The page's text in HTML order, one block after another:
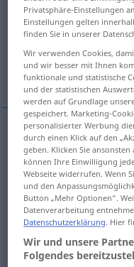
Übersicht aller
(Für mehr Details die
Topf, Krug, Kanne
Topfm pot
Krugm potpour
Kannef pot
Privatsphäre-Einstellungen
Einstellungen gelten
finden Sie in unserer
Wir verwenden Cookies,
und wir besser mit Ihnen
funktionale und statistische
und der statistischen
werden auf Grundlage
gespeichert. Marketing-
personalisierter Werbung
durch einen Klick auf den
geben. Klicken Sie
können Ihre Einwilligung
Webseite widerrufen. Wenn
und den
Button „Mehr Optionen“.
Datenverarbeitung
Datenschutzerklärung. Hier
Wir und unsere
Folgendes